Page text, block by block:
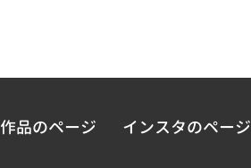
作品のページ インスタのページ